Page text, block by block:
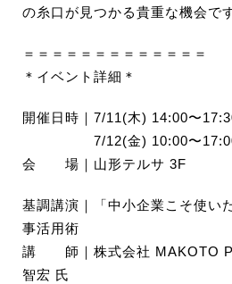
の糸口が見つかる貴重な機会で
＝＝＝＝＝＝＝＝＝＝＝＝＝
＊イベント詳細＊
開催日時｜7/11(木) 14:00〜
7/12(金) 10:00〜
会 場｜山形テルサ 3F
基調講演｜「中小企業こそ使い
事活用術
講 師｜株式会社 MAKOTO
智宏 氏